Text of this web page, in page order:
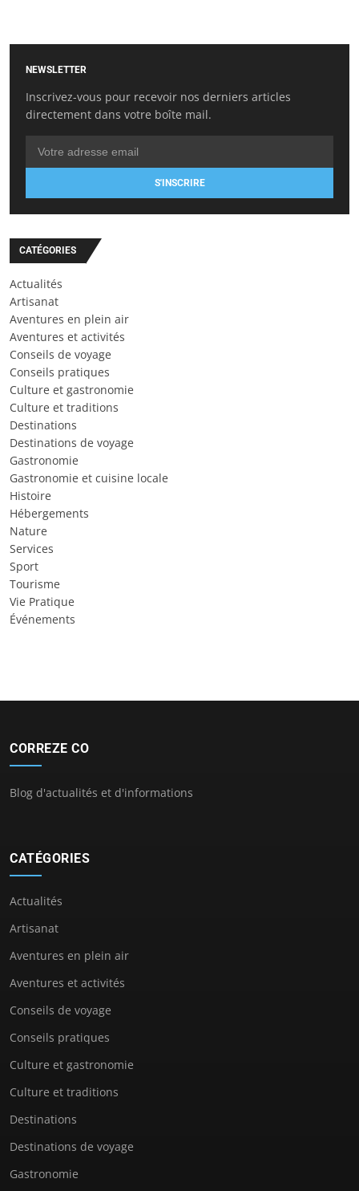
NEWSLETTER
Inscrivez-vous pour recevoir nos derniers articles
directement dans votre boîte mail.
S'INSCRIRE
CATÉGORIES
Actualités
Artisanat
Aventures en plein air
Aventures et activités
Conseils de voyage
Conseils pratiques
Culture et gastronomie
Culture et traditions
Destinations
Destinations de voyage
Gastronomie
Gastronomie et cuisine locale
Histoire
Hébergements
Nature
Services
Sport
Tourisme
Vie Pratique
Événements
CORREZE CO
Blog d'actualités et d'informations
CATÉGORIES
Actualités
Artisanat
Aventures en plein air
Aventures et activités
Conseils de voyage
Conseils pratiques
Culture et gastronomie
Culture et traditions
Destinations
Destinations de voyage
Gastronomie